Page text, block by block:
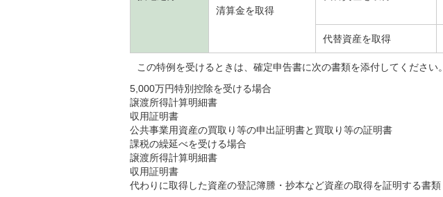
清算金を取得
代替資産を取得
この特例を受けるときは、確定申告書に次の書類を添付してください。
5,000万円特別控除を受ける場合
譲渡所得計算明細書
収用証明書
公共事業用資産の買取り等の申出証明書と買取り等の証明書
課税の繰延べを受ける場合
譲渡所得計算明細書
収用証明書
代わりに取得した資産の登記簿謄・抄本など資産の取得を証明する書類